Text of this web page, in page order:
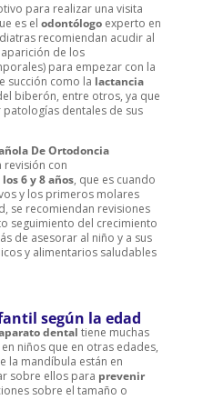
para realizar una visita
es el odontólogoexperto en
recomiendan acudir al
de los
para empezar con la
succión como la lactancia
biberón, entre otros, ya que
dentales de sus
De Ortodoncia
con
6 y 8 años, que es cuando
y los primeros molares
se recomiendan revisiones
seguimiento del crecimiento
de asesorar al niño y a sus
y alimentarios saludables
según la edad
dental tiene muchas
niños que en otras edades,
la mandíbula están en
sobre ellos para prevenir
sobre el tamaño o